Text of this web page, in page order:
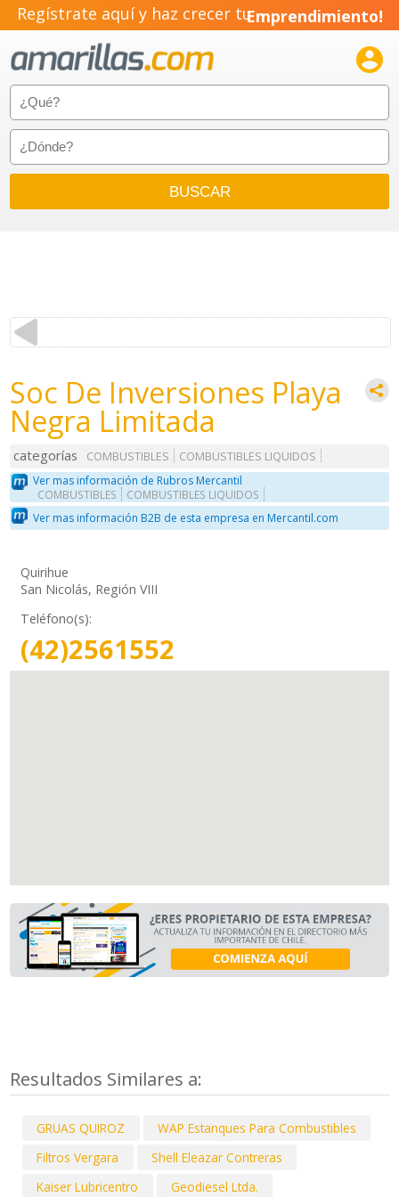
Regístrate aquí y haz crecer tuEmprendimiento!

Soc De Inversiones Playa
Negra Limitada
categorías COMBUSTIBLES
COMBUSTIBLES LIQUIDOS
Ver mas información de Rubros Mercantil
COMBUSTIBLES COMBUSTIBLES LIQUIDOS
Ver mas información B2B de esta empresa en Mercantil.com
Quirihue
San Nicolás, Región VIII
Teléfono(s):
(42)2561552
Resultados Similares a:
GRUAS QUIROZ
WAP Estanques Para Combustibles
Filtros Vergara
Shell Eleazar Contreras
Kaiser Lubricentro
Geodiesel Ltda.